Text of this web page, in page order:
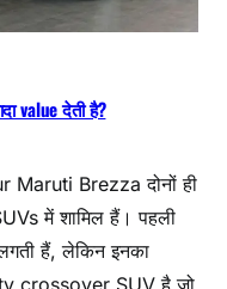
value देती है?
Brezza दोनों ही
में शामिल हैं। पहली
हैं, लेकिन इनका